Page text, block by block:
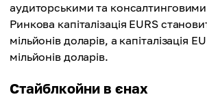
аудиторськими та
Ринкова капіталізація EURS
мільйонів доларів, а капіталізація
мільйонів доларів.
Стайблкойни в єнах